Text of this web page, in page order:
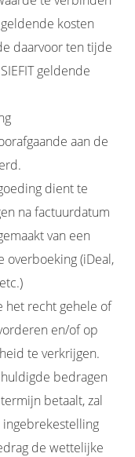
kosten
daarvoor ten tijde
geldende
aan de
dient te
na factuurdatum
van een
overboeking (iDeal,
het recht gehele of
en/of op
te verkrijgen.
bedragen
betaalt, zal
de wettelijke